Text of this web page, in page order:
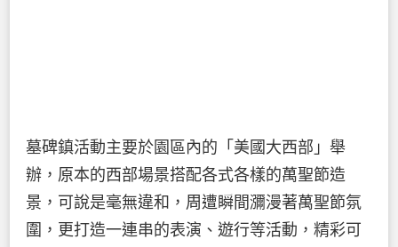
墓碑鎮活動主要於園區內的「美國大西部」舉
辦，原本的西部場景搭配各式各樣的萬聖節造
景，可說是毫無違和，周遭瞬間瀰漫著萬聖節氛
圍，更打造一連串的表演、遊行等活動，精彩可